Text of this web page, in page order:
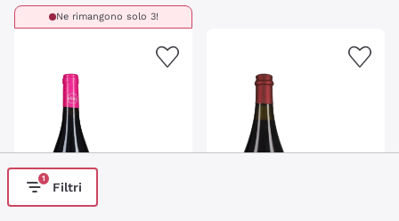
Ne rimangono solo 3!
1
Filtri